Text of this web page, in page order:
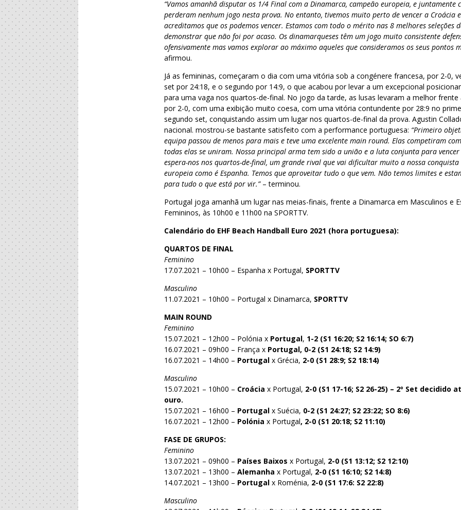
“Vamos amanhã disputar os 1/4 Final com a Dinamarca, campeão europeia, e juntamente
perderam nenhum jogo nesta prova. No entanto, tivemos muito perto de vencer a Croácia
acreditamos que os podemos vencer. Estamos com todo o mérito nas 8 melhores seleções
demonstrar que não foi por acaso. Os dinamarqueses têm um jogo muito consistente
ofensivamente mas vamos explorar ao máximo aqueles que consideramos os seus pontos
afirmou.
Já as femininas, começaram o dia com uma vitória sob a congénere francesa, por 2-0,
set por 24:18, e o segundo por 14:9, o que acabou por levar a um excepcional
para uma vaga nos quartos-de-final. No jogo da tarde, as lusas levaram a melhor frente
por 2-0, com uma exibição muito coesa, com uma vitória contundente por 28:9 no
segundo set, conquistando assim um lugar nos quartos-de-final da prova. Agustin
nacional. mostrou-se bastante satisfeito com a performance portuguesa: “Primeiro
equipa passou de menos para mais e teve uma excelente main round. Elas competiram
todas elas se uniram. Nossa principal arma tem sido a união e a luta conjunta para
espera-nos nos quartos-de-final, um grande rival que vai dificultar muito a nossa
europeia como é Espanha. Temos que aproveitar tudo o que vem. Não temos limites e
para tudo o que está por vir.”– terminou.
Portugal joga amanhã um lugar nas meias-finais, frente a Dinamarca em Masculinos e
Femininos, às 10h00 e 11h00 na SPORTTV.
Calendário do EHF Beach Handball Euro 2021 (hora portuguesa):
QUARTOS DE FINAL
Feminino
17.07.2021 – 10h00 – Espanha x Portugal, SPORTTV
Masculino
11.07.2021 – 10h00 – Portugal x Dinamarca, SPORTTV
MAIN ROUND
Feminino
15.07.2021 – 12h00 – Polónia x Portugal, 1-2 (S1 16:20; S2 16:14; SO 6:7)
16.07.2021 – 09h00 – França x Portugal, 0-2 (S1 24:18; S2 14:9)
16.07.2021 – 14h00 – Portugal x Grécia, 2-0 (S1 28:9; S2 18:14)
Masculino
15.07.2021 – 10h00 – Croácia x Portugal, 2-0 (S1 17-16; S2 26-25) – 2º Set decidido
ouro.
15.07.2021 – 16h00 – Portugalx Suécia, 0-2 (S1 24:27; S2 23:22; SO 8:6)
16.07.2021 – 12h00 – Polónia x Portugal, 2-0 (S1 20:18; S2 11:10)
FASE DE GRUPOS:
Feminino
13.07.2021 – 09h00 – Países Baixos x Portugal, 2-0 (S1 13:12; S2 12:10)
13.07.2021 – 13h00 –Alemanha x Portugal, 2-0 (S1 16:10; S2 14:8)
14.07.2021 – 13h00 – Portugalx Roménia, 2-0 (S1 17:6: S2 22:8)
Masculino